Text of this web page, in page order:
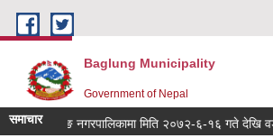
Skip to main content
Baglung Municipality
Government of Nepal
समाचार
बगलुङ नगरपालिकामा मिति २०७२-६-१६ गते देखि वडा